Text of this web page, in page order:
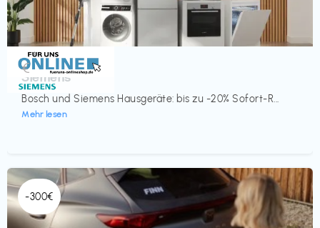
Küche & Haushalt
Siemens
Bosch und Siemens Hausgeräte: bis zu -20% Sofort-R...
Mehr lesen
€‎
-300€